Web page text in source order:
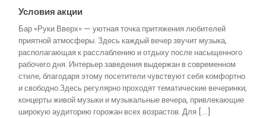
Условия акции
Бар «Руки Вверх» — уютная точка притяжения любителей
приятной атмосферы. Здесь каждый вечер звучит музыка,
располагающая к расслаблению и отдыху после насыщенного
рабочего дня. Интерьер заведения выдержан в современном
стиле, благодаря этому посетители чувствуют себя комфортно
и свободно.Здесь регулярно проходят тематические вечеринки,
концерты живой музыки и музыкальные вечера, привлекающие
широкую аудиторию горожан всех возрастов. Для […]